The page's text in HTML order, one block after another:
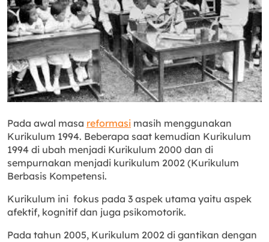
Pada awal masa reformasi masih menggunakan
Kurikulum 1994. Beberapa saat kemudian Kurikulum
1994 di ubah menjadi Kurikulum 2000 dan di
sempurnakan menjadi kurikulum 2002 (Kurikulum
Berbasis Kompetensi.
Kurikulum ini fokus pada 3 aspek utama yaitu aspek
afektif, kognitif dan juga psikomotorik.
Pada tahun 2005, Kurikulum 2002 di gantikan dengan